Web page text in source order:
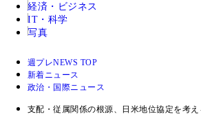
経済・ビジネス
IT・科学
写真
週プレNEWS TOP
新着ニュース
政治・国際ニュース
支配・従属関係の根源、日米地位協定を考